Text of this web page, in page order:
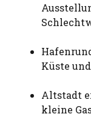
Küste
Altstadt
kleine